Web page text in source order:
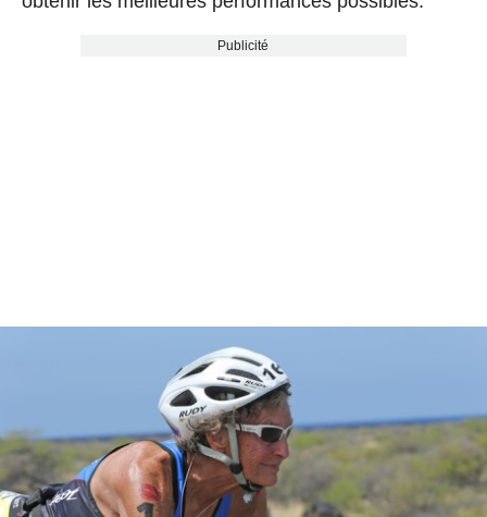
Publicité